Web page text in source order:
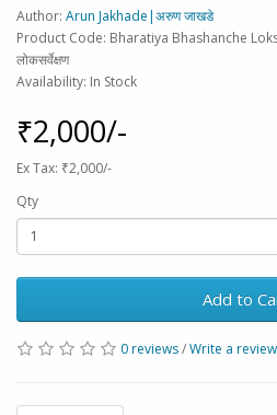
Author: Arun Jakhade|अरुण जाखडे
Product Code: Bharatiya Bhashanche
लोकसर्वेक्षण
Availability: In Stock
₹2,000/-
Ex Tax: ₹2,000/-
Qty
Add to
0 reviews/Write a review